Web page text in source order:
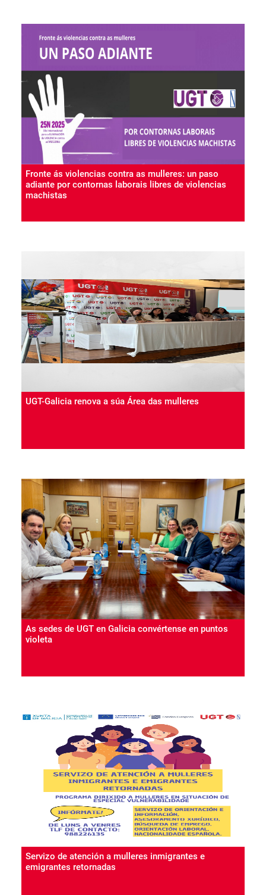
Fronte ás violencias contra as mulleres: un paso
adiante por contornas laborais libres de violencias
machistas
UGT-Galicia renova a súa Área das mulleres
As sedes de UGT en Galicia convértense en puntos
violeta
Servizo de atención a mulleres inmigrantes e
emigrantes retornadas